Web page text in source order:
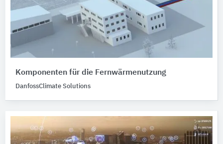
Komponenten für die Fernwärmenutzung
DanfossClimate Solutions